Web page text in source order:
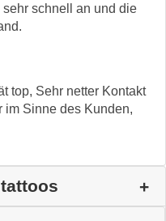
schnell an und die
top, Sehr netter Kontakt
im Sinne des Kunden,